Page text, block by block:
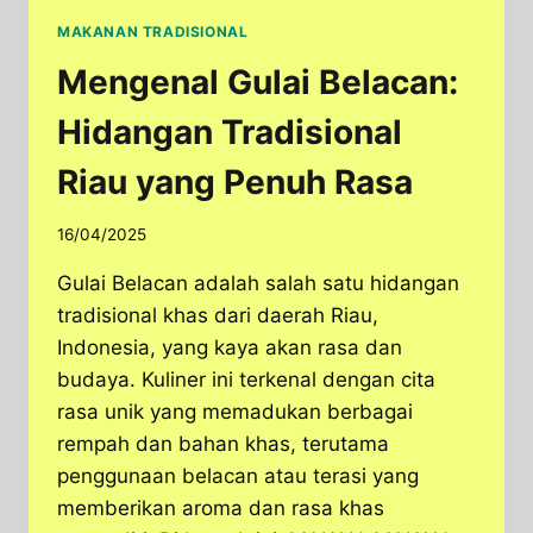
MAKANAN TRADISIONAL
Mengenal Gulai Belacan:
Hidangan Tradisional
Riau yang Penuh Rasa
16/04/2025
Gulai Belacan adalah salah satu hidangan
tradisional khas dari daerah Riau,
Indonesia, yang kaya akan rasa dan
budaya. Kuliner ini terkenal dengan cita
rasa unik yang memadukan berbagai
rempah dan bahan khas, terutama
penggunaan belacan atau terasi yang
memberikan aroma dan rasa khas